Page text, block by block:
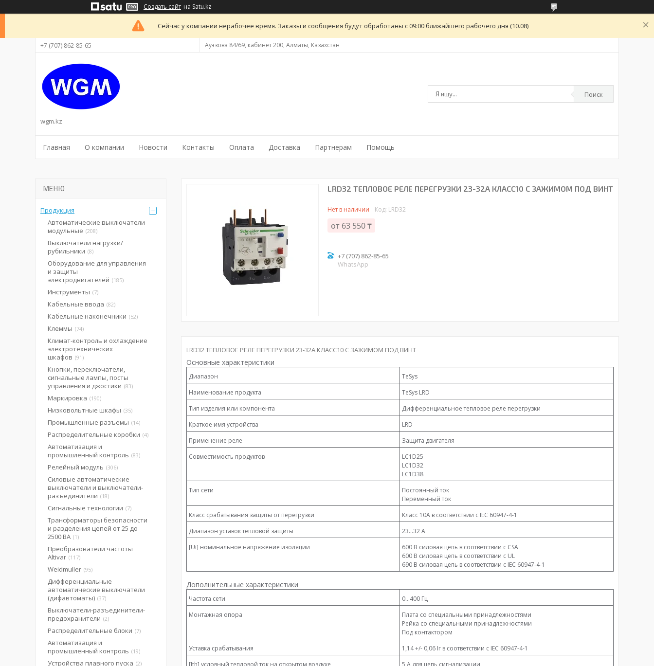
Создать сайт на Satu.kz
Сейчас у компании нерабочее время. Заказы и сообщения будут обработаны с 09:00 ближайшего рабочего дня (10.08)
+7 (707) 862-85-65 Ауэзова 84/69, кабинет 200, Алматы, Казахстан
wgm.kz
Поиск
Главная О компании Новости Контакты Оплата Доставка Партнерам Помощь
LRD32 ТЕПЛОВОЕ РЕЛЕ ПЕРЕГРУЗКИ 23-32A КЛАСС10 С ЗАЖИМОМ ПОД ВИНТ
Нет в наличии Код: LRD32
от 63 550 ₸
+7 (707) 862-85-65
WhatsApp
LRD32 ТЕПЛОВОЕ РЕЛЕ ПЕРЕГРУЗКИ 23-32A КЛАСС10 С ЗАЖИМОМ ПОД ВИНТ
Основные характеристики
Диапазон
TeSys
Наименование продукта
TeSys LRD
Тип изделия или компонента
Дифференциальное тепловое реле перегрузки
Краткое имя устройства
LRD
Применение реле
Защита двигателя
Совместимость продуктов
LC1D25
LC1D32
LC1D38
Тип сети
Постоянный ток
Переменный ток
Класс срабатывания защиты от перегрузки
Класс 10A в соответствии с IEC 60947-4-1
Диапазон уставок тепловой защиты
23...32 А
[Ui] номинальное напряжение изоляции
600 В силовая цепь в соответствии с CSA
600 В силовая цепь в соответствии с UL
690 В силовая цепь в соответствии с IEC 60947-4-1
Дополнительные характеристики
Частота сети
0...400 Гц
Монтажная опора
Плата со специальными принадлежностями
Рейка со специальными принадлежностями
Под контактором
Уставка срабатывания
1,14 +/- 0,06 Ir в соответствии с IEC 60947-4-1
[Ith] условный тепловой ток на открытом воздухе
5 А для цепь сигнализации
Продукция
Автоматические выключатели
модульные 208
Выключатели нагрузки/
рубильники 8
Оборудование для управления
и защиты
электродвигателей
185
Инструменты 7
Кабельные ввода 82
Кабельные наконечники 52
Клеммы 74
Климат-контроль и охлаждение
электротехнических
шкафов 91
Кнопки, переключатели,
сигнальные лампы, посты
управления и джостики 83
Маркировка 190
Низковольтные шкафы 35
Промышленные разъемы 14
Распределительные коробки 4
Автоматизация и
промышленный контроль 83
Релейный модуль 306
Силовые автоматические
выключатели и выключатели-
разъединители
18
Сигнальные технологии 7
Трансформаторы безопасности
и разделения цепей от 25 до
2500 ВА 1
Преобразователи частоты
Altivar 117
Weidmuller 95
Дифференциальные
автоматические выключатели
(дифавтоматы) 37
Выключатели-разъединители-
предохранители 2
Распределительные блоки 7
Автоматизация и
промышленный контроль
19
Устройства плавного пуска 2